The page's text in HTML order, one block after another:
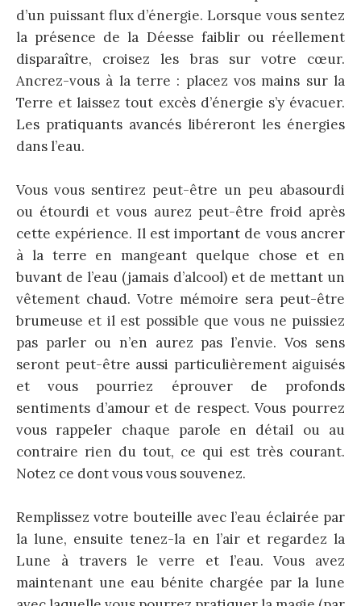
d’un puissant flux d’énergie. Lorsque vous sentez
la présence de la Déesse faiblir ou réellement
disparaître, croisez les bras sur votre cœur.
Ancrez-vous à la terre : placez vos mains sur la
Terre et laissez tout excès d’énergie s’y évacuer.
Les pratiquants avancés libéreront les énergies
dans l’eau.
Vous vous sentirez peut-être un peu abasourdi
ou étourdi et vous aurez peut-être froid après
cette expérience. Il est important de vous ancrer
à la terre en mangeant quelque chose et en
buvant de l’eau (jamais d’alcool) et de mettant un
vêtement chaud. Votre mémoire sera peut-être
brumeuse et il est possible que vous ne puissiez
pas parler ou n’en aurez pas l’envie. Vos sens
seront peut-être aussi particulièrement aiguisés
et vous pourriez éprouver de profonds
sentiments d’amour et de respect. Vous pourrez
vous rappeler chaque parole en détail ou au
contraire rien du tout, ce qui est très courant.
Notez ce dont vous vous souvenez.
Remplissez votre bouteille avec l’eau éclairée par
la lune, ensuite tenez-la en l’air et regardez la
Lune à travers le verre et l’eau. Vous avez
maintenant une eau bénite chargée par la lune